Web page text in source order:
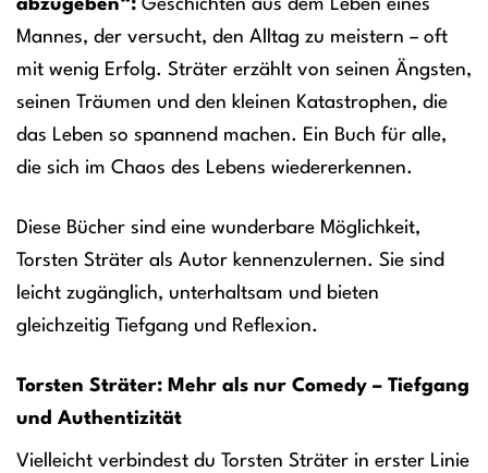
abzugeben“: Geschichten aus dem Leben eines
Mannes, der versucht, den Alltag zu meistern – oft
mit wenig Erfolg. Sträter erzählt von seinen Ängsten,
seinen Träumen und den kleinen Katastrophen, die
das Leben so spannend machen. Ein Buch für alle,
die sich im Chaos des Lebens wiedererkennen.
Diese Bücher sind eine wunderbare Möglichkeit,
Torsten Sträter als Autor kennenzulernen. Sie sind
leicht zugänglich, unterhaltsam und bieten
gleichzeitig Tiefgang und Reflexion.
Torsten Sträter: Mehr als nur Comedy – Tiefgang
und Authentizität
Vielleicht verbindest du Torsten Sträter in erster Linie